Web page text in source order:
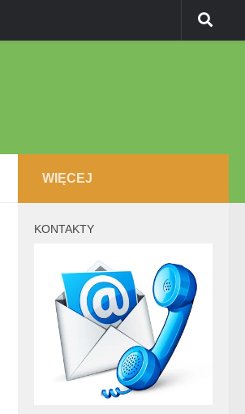
WIĘCEJ
KONTAKTY